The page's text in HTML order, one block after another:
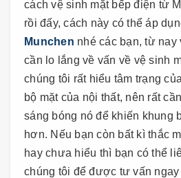
cách vệ sinh mặt bếp điện từ
rồi đấy, cách này có thể áp
Munchen nhé các bạn, từ nay
cần lo lắng về vấn về vệ sinh
chúng tôi rất hiểu tâm trạng
bộ mặt của nội thất, nên rất
sáng bóng nó để khiến khung
hơn. Nếu bạn còn bất kì thắc
hay chưa hiểu thì bạn có thể
chúng tôi để được tư vấn